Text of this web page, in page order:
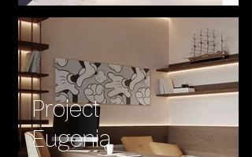
Project
Eugenia